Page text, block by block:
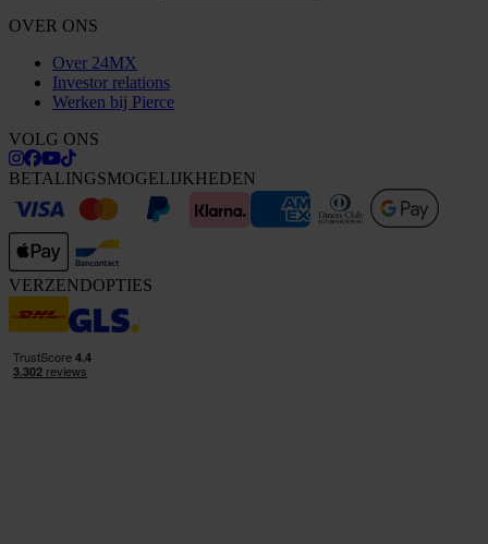
OVER ONS
Over 24MX
Investor relations
Werken bij Pierce
VOLG ONS
BETALINGSMOGELIJKHEDEN
VERZENDOPTIES